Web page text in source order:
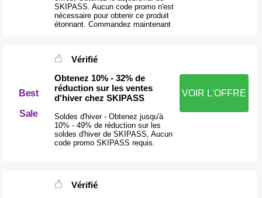
SKIPASS. Aucun code promo n'est
nécessaire pour obtenir ce produit
étonnant. Commandez maintenant
Best
Sale
Vérifié
Obtenez 10% - 32% de
réduction sur les ventes
d'hiver chez SKIPASS
Soldes d'hiver - Obtenez jusqu'à
10% - 49% de réduction sur les
soldes d'hiver de SKIPASS, Aucun
code promo SKIPASS requis.
VOIR L'OFFRE
Vérifié